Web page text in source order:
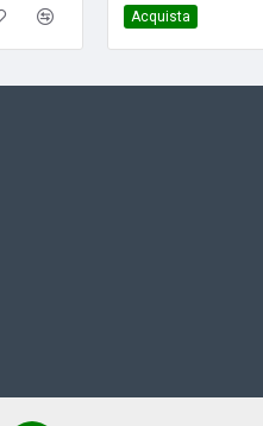
Acquista